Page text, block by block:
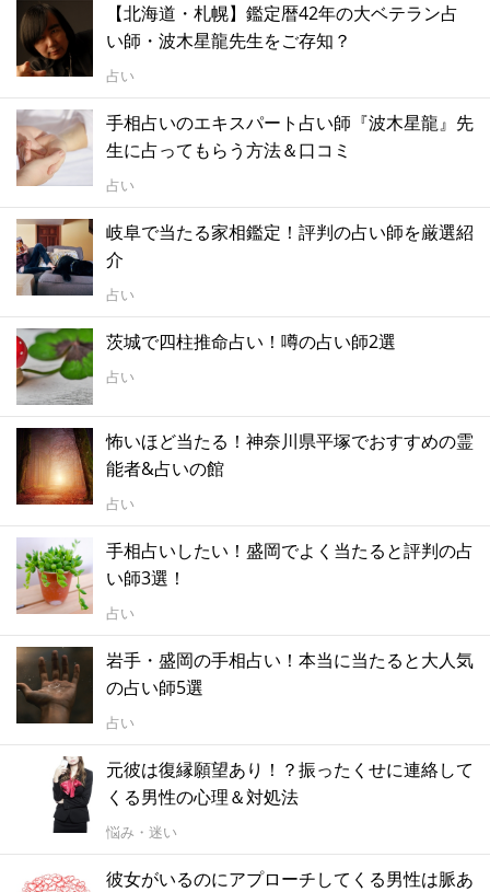
【北海道・札幌】鑑定暦42年の大ベテラン占
い師・波木星龍先生をご存知？
占い
手相占いのエキスパート占い師『波木星龍』先
生に占ってもらう方法＆口コミ
占い
岐阜で当たる家相鑑定！評判の占い師を厳選紹
介
占い
茨城で四柱推命占い！噂の占い師2選
占い
怖いほど当たる！神奈川県平塚でおすすめの霊
能者&占いの館
占い
手相占いしたい！盛岡でよく当たると評判の占
い師3選！
占い
岩手・盛岡の手相占い！本当に当たると大人気
の占い師5選
占い
元彼は復縁願望あり！？振ったくせに連絡して
くる男性の心理＆対処法
悩み・迷い
彼女がいるのにアプローチしてくる男性は脈あ